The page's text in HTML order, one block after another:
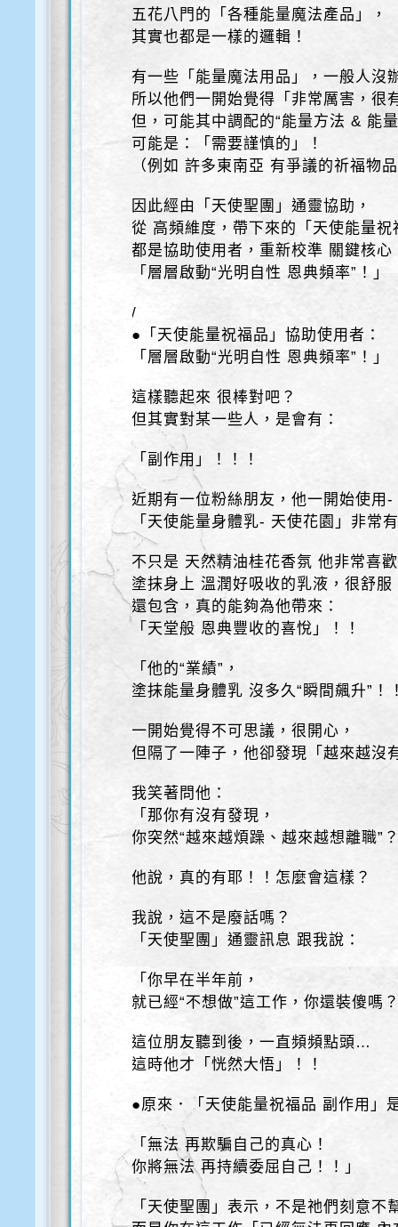
五花八門的「各種能量魔法產品」，
其實也都是一樣的邏輯！
有一些「能量魔法用品」，一般人沒
所以他們一開始覺得「非常厲害，很
但，可能其中調配的“能量方法 & 能
可能是：「需要謹慎的」！
（例如 許多東南亞 有爭議的祈福物
因此經由「天使聖團」通靈協助，
從 高頻維度，帶下來的「天使能量祝
都是協助使用者，重新校準 關鍵核心
「層層啟動“光明自性 恩典頻率”！」
/
●「天使能量祝福品」協助使用者：
「層層啟動“光明自性 恩典頻率”！」
這樣聽起來 很棒對吧？
但其實對某一些人，是會有：
「副作用」！！！
近期有一位粉絲朋友，他一開始使用-
「天使能量身體乳- 天使花園」非常
不只是 天然精油桂花香氛 他非常喜
塗抹身上 溫潤好吸收的乳液，很舒服
還包含，真的能夠為他帶來：
「天堂般 恩典豐收的喜悅」！！
「他的“業績”，
塗抹能量身體乳 沒多久“瞬間飆升”！
一開始覺得不可思議，很開心，
但隔了一陣子，他卻發現「越來越沒
我笑著問他：
「那你有沒有發現，
你突然“越來越煩躁、越來越想離職”
他說，真的有耶！！怎麼會這樣？
我說，這不是廢話嗎？
「天使聖團」通靈訊息 跟我說：
「你早在半年前，
就已經“不想做”這工作，你還裝傻嗎
這位朋友聽到後，一直頻頻點頭…
這時他才「恍然大悟」！！
●原來．「天使能量祝福品 副作用」
「無法 再欺騙自己的真心！
你將無法 再持續委屈自己！！」
「天使聖團」表示，不是祂們刻意不